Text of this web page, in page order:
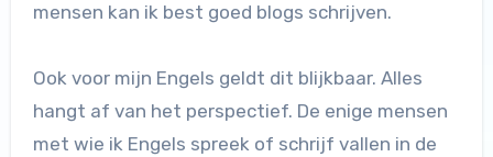
mensen kan ik best goed blogs schrijven.
Ook voor mijn Engels geldt dit blijkbaar. Alles
hangt af van het perspectief. De enige mensen
met wie ik Engels spreek of schrijf vallen in de